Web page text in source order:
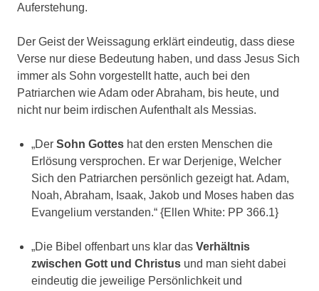
Auferstehung.
Der Geist der Weissagung erklärt eindeutig, dass diese
Verse nur diese Bedeutung haben, und dass Jesus Sich
immer als Sohn vorgestellt hatte, auch bei den
Patriarchen wie Adam oder Abraham, bis heute, und
nicht nur beim irdischen Aufenthalt als Messias.
„Der Sohn Gottes hat den ersten Menschen die
Erlösung versprochen. Er war Derjenige, Welcher
Sich den Patriarchen persönlich gezeigt hat. Adam,
Noah, Abraham, Isaak, Jakob und Moses haben das
Evangelium verstanden.“ {Ellen White: PP 366.1}
„Die Bibel offenbart uns klar das Verhältnis
zwischen Gott und Christus und man sieht dabei
eindeutig die jeweilige Persönlichkeit und